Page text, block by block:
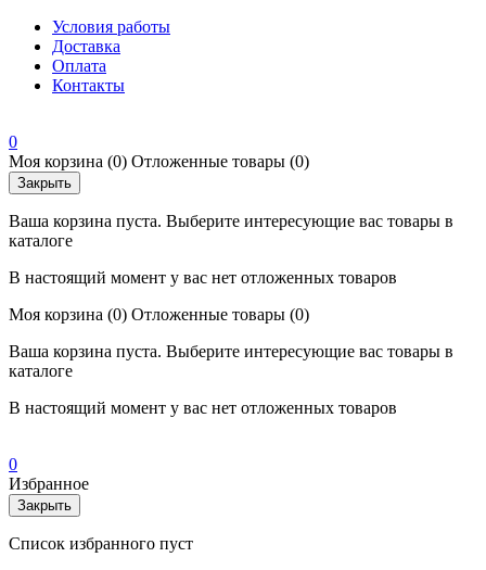
Условия работы
Доставка
Оплата
Контакты
0
Моя корзина (0) Отложенные товары (0)
Закрыть
Ваша корзина пуста. Выберите интересующие вас товары в
каталоге
В настоящий момент у вас нет отложенных товаров
Моя корзина (0) Отложенные товары (0)
Ваша корзина пуста. Выберите интересующие вас товары в
каталоге
В настоящий момент у вас нет отложенных товаров
0
Избранное
Закрыть
Список избранного пуст